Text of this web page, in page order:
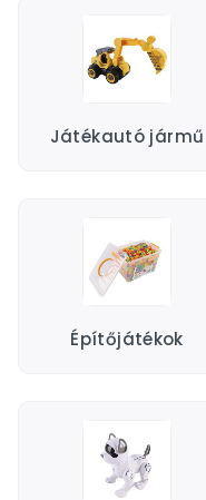
mindig a
szüneteket,
hallásszűrést.
Játékautó jármű
Építőjátékok